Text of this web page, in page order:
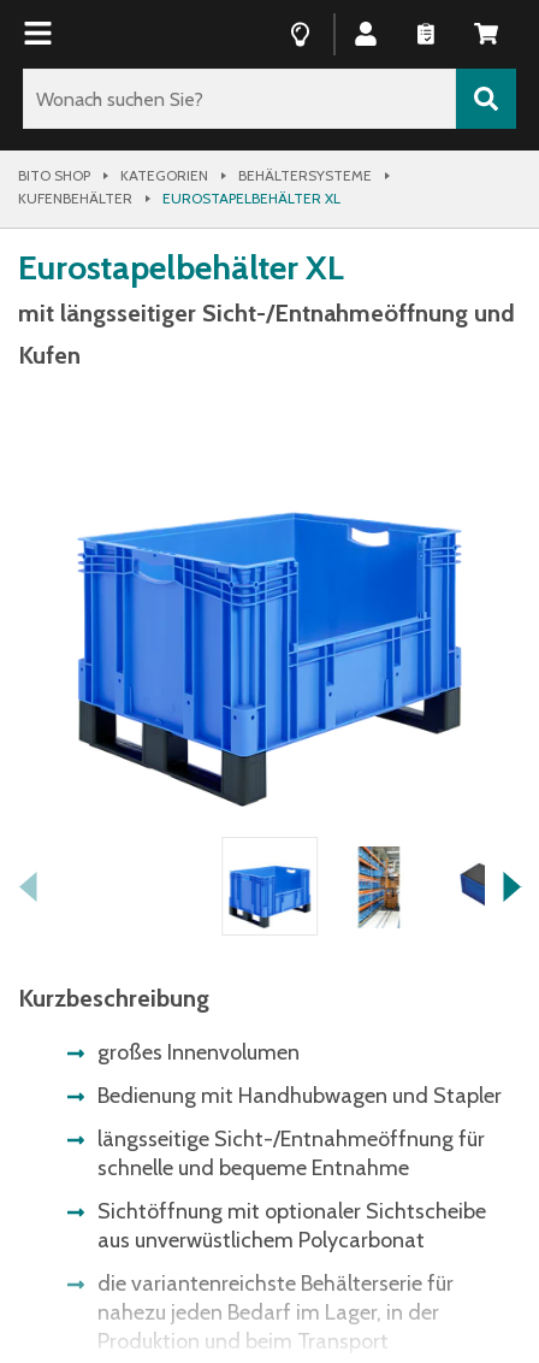
BITO SHOP KATEGORIEN
BEHÄLTERSYSTEME
KUFENBEHÄLTER
EUROSTAPELBEHÄLTER XL
Eurostapelbehälter XL
mit längsseitiger Sicht-/Entnahmeöffnung und
Kufen
Kurzbeschreibung
großes Innenvolumen
Bedienung mit Handhubwagen und Stapler
längsseitige Sicht-/Entnahmeöffnung für
schnelle und bequeme Entnahme
Sichtöffnung mit optionaler Sichtscheibe
aus unverwüstlichem Polycarbonat
die variantenreichste Behälterserie für
nahezu jeden Bedarf im Lager, in der
Produktion und beim Transport